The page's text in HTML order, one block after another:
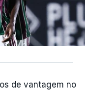
de vantagem no